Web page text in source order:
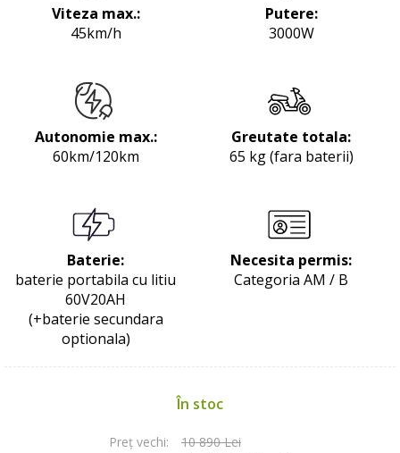
Viteza max.:
45km/h
Putere:
3000W
Autonomie max.:
60km/120km
Greutate totala:
65 kg (fara baterii)
Baterie:
baterie portabila cu litiu
60V20AH
(+baterie secundara
optionala)
Necesita permis:
Categoria AM / B
În stoc
Preţ vechi:
10 890 Lei